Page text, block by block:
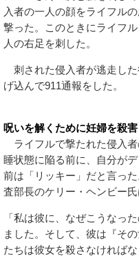
入者の一人の顔をライフル
撃った。このときにライフ
人の右足を刺した。
刺された侵入者が逃走し
げ込んで911通報をした。
呪いを解くために妊婦を殺害
ライフルで撃たれた侵入
睡状態に陥る前に、自分が
前は「リッキー」だと言っ
査部長のケリー・ヘンビー
「私は彼に、なぜこうなっ
ました。そして、彼は『そ
たちは彼女を殺さなければ